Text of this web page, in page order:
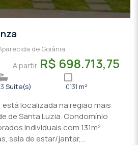
de Goiânia
A partir R$ 698.713,75
3 Suíte(s) 0131 m²
está localizada na região mais
de Santa Luzia. Condomínio
Individuais com 131m²
sala de estar/jantar,...